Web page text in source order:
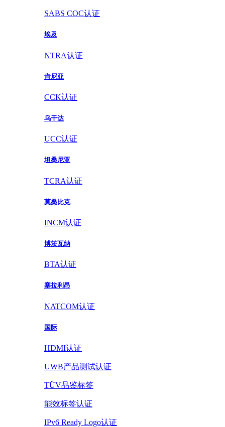
SABS COC认证
埃及
NTRA认证
肯尼亚
CCK认证
乌干达
UCC认证
坦桑尼亚
TCRA认证
莫桑比克
INCM认证
博茨瓦纳
BTA认证
塞拉利昂
NATCOM认证
国际
HDMI认证
UWB产品测试认证
TÜV品鉴标签
能效标签认证
IPv6 Ready Logo认证